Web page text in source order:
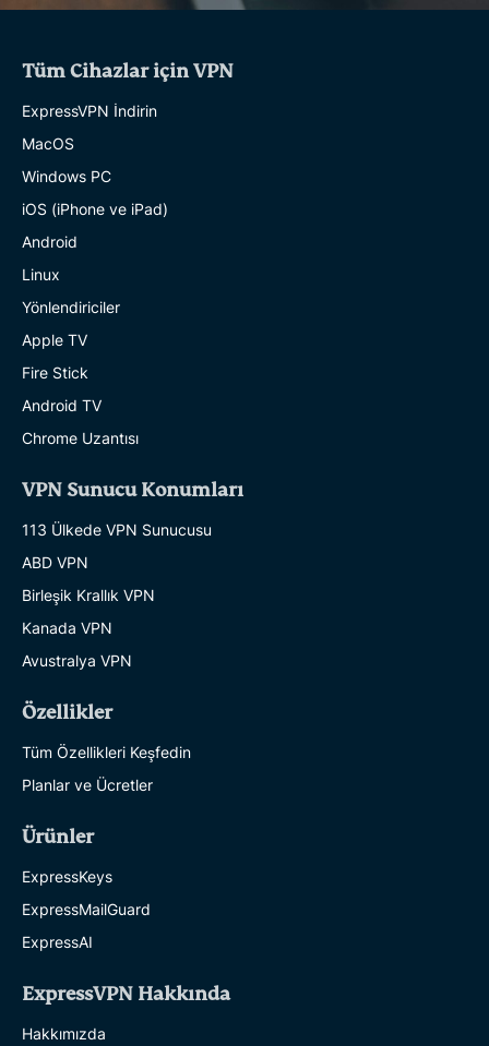
Tüm Cihazlar için VPN
ExpressVPN İndirin
MacOS
Windows PC
iOS (iPhone ve iPad)
Android
Linux
Yönlendiriciler
Apple TV
Fire Stick
Android TV
Chrome Uzantısı
VPN Sunucu Konumları
113 Ülkede VPN Sunucusu
ABD VPN
Birleşik Krallık VPN
Kanada VPN
Avustralya VPN
Özellikler
Tüm Özellikleri Keşfedin
Planlar ve Ücretler
Ürünler
ExpressKeys
ExpressMailGuard
ExpressAI
ExpressVPN Hakkında
Hakkımızda